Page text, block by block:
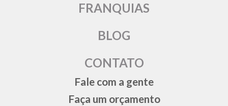
FRANQUIAS
BLOG
CONTATO
Fale com a gente
Faça um orçamento